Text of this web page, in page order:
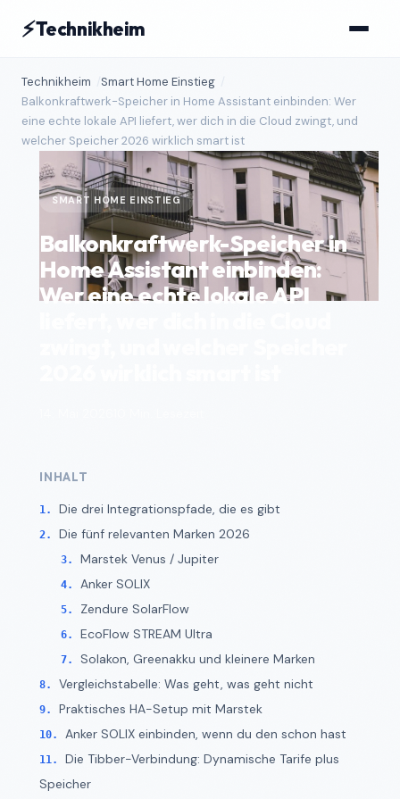
⚡Technikheim
Technikheim
Smart Home Einstieg
Balkonkraftwerk-Speicher in Home Assistant einbinden: Wer
eine echte lokale API liefert, wer dich in die Cloud zwingt, und
welcher Speicher 2026 wirklich smart ist
SMART HOME EINSTIEG
Balkonkraftwerk-Speicher in
Home Assistant einbinden:
Wer eine echte lokale API
INHALT
Die drei Integrationspfade, die es gibt
Die fünf relevanten Marken 2026
Marstek Venus / Jupiter
Anker SOLIX
Zendure SolarFlow
EcoFlow STREAM Ultra
Solakon, Greenakku und kleinere Marken
Vergleichstabelle: Was geht, was geht nicht
Praktisches HA-Setup mit Marstek
Anker SOLIX einbinden, wenn du den schon hast
Die Tibber-Verbindung: Dynamische Tarife plus
Speicher